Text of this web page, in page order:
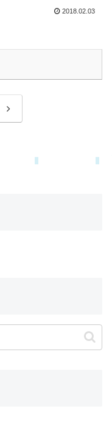
2018.02.03
次